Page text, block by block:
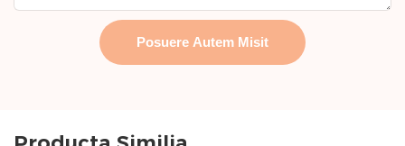
Posuere Autem Misit